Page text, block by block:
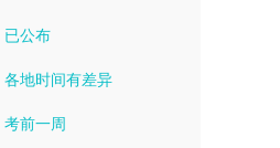
已公布
各地时间有差异
考前一周